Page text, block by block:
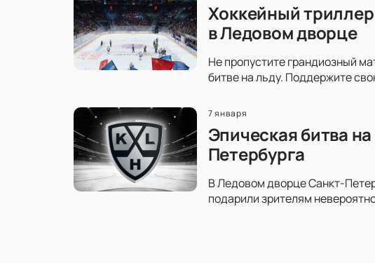
Хоккейный
в Ледовом дворце
Не пропустите грандиозный
битве на льду. Поддержите
7 января
Эпическая битва
Петербурга
В Ледовом дворце Санкт-
подарили зрителям